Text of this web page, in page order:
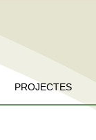
PROJECTES